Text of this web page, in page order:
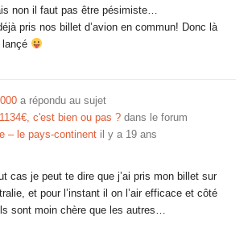
non il faut pas être pésimiste…
pris nos billet d’avion en commun! Donc là
a répondu au sujet
c'est bien ou pas ? dans le forum
– le pays-continent il y a 19 ans
cas je peut te dire que j’ai pris mon billet sur
et pour l’instant il on l’air efficace et côté
sont moin chère que les autres…